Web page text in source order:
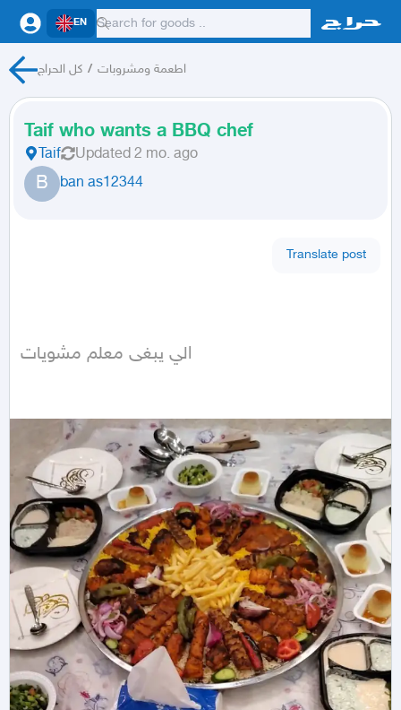
EN
كل الحراج / اطعمة ومشروبات
Taif who wants a BBQ chef
Taif Updated 2 mo. ago
B ban as12344
Translate post
الي يبغى معلم مشويات